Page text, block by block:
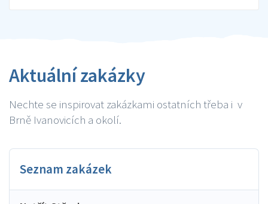
Aktuální zakázky
Nechte se inspirovat zakázkami ostatních třeba i v
Brně Ivanovicích a okolí.
Seznam zakázek